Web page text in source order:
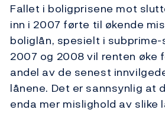
Fallet i boligprisene mot
inn i 2007 førte til økende
boliglån, spesielt i
2007 og 2008 vil renten øke
andel av de senest
lånene. Det er sannsynlig at
enda mer mislighold av slike